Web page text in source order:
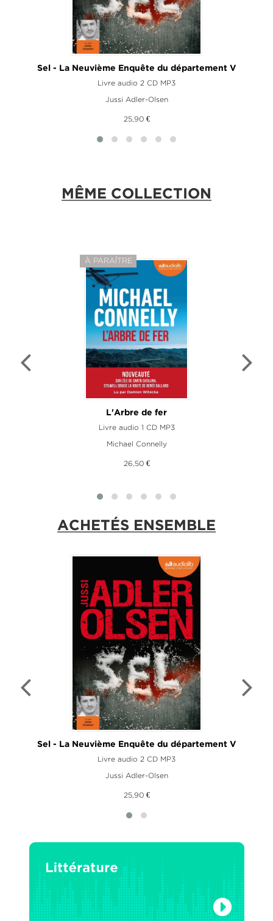
Sel - La Neuvième Enquête du département V
Livre audio 2 CD MP3
Jussi Adler-Olsen
25,90 €
MÊME COLLECTION
À PARAÎTRE
L'Arbre de fer
Livre audio 1 CD MP3
Michael Connelly
26,50 €
ACHETÉS ENSEMBLE
Sel - La Neuvième Enquête du département V
Livre audio 2 CD MP3
Jussi Adler-Olsen
25,90 €